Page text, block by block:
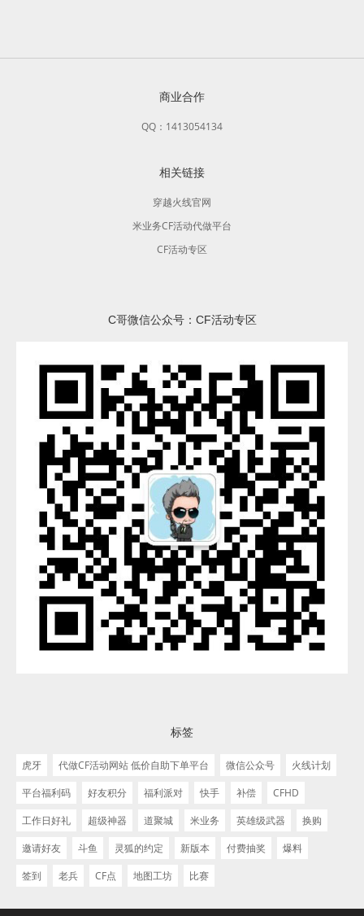
商业合作
QQ：1413054134
相关链接
穿越火线官网
米业务CF活动代做平台
CF活动专区
C哥微信公众号：CF活动专区
标签
虎牙 代做CF活动网站 低价自助下单平台 微信公众号
火线计划
平台福利码
好友积分 福利派对 快手 补偿
CFHD
工作日好礼
超级神器 道聚城 米业务 英雄级武器
换购
邀请好友
斗鱼 灵狐的约定 新版本 付费抽奖
爆料
签到
老兵 CF点 地图工坊 比赛